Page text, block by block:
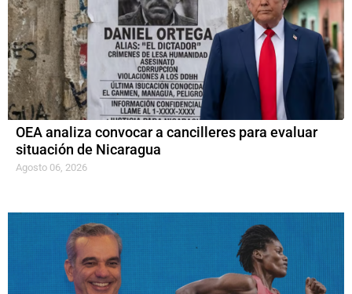
OEA analiza convocar a cancilleres para evaluar
situación de Nicaragua
Agosto 06, 2026